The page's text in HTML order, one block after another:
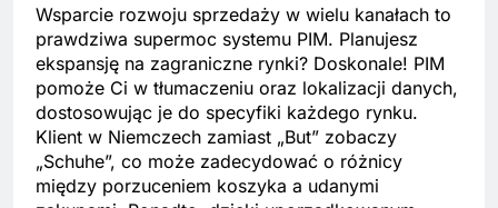
Wsparcie rozwoju sprzedaży w wielu kanałach to
prawdziwa supermoc systemu PIM. Planujesz
ekspansję na zagraniczne rynki? Doskonale! PIM
pomoże Ci w tłumaczeniu oraz lokalizacji danych,
dostosowując je do specyfiki każdego rynku.
Klient w Niemczech zamiast „But” zobaczy
„Schuhe”, co może zadecydować o różnicy
między porzuceniem koszyka a udanymi